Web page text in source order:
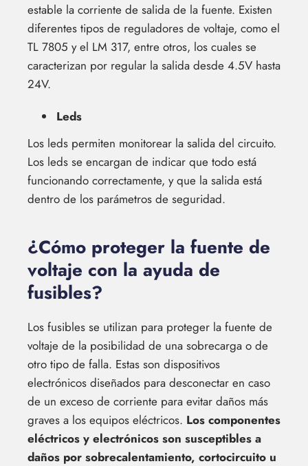
estable la corriente de salida de la fuente. Existen
diferentes tipos de reguladores de voltaje, como el
TL 7805 y el LM 317, entre otros, los cuales se
caracterizan por regular la salida desde 4.5V hasta
24V.
Leds
Los leds permiten monitorear la salida del circuito.
Los leds se encargan de indicar que todo está
funcionando correctamente, y que la salida está
dentro de los parámetros de seguridad.
¿Cómo proteger la fuente de
voltaje con la ayuda de
fusibles?
Los fusibles se utilizan para proteger la fuente de
voltaje de la posibilidad de una sobrecarga o de
otro tipo de falla. Estas son dispositivos
electrónicos diseñados para desconectar en caso
de un exceso de corriente para evitar daños más
graves a los equipos eléctricos. Los componentes
eléctricos y electrónicos son susceptibles a
daños por sobrecalentamiento, cortocircuito u